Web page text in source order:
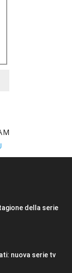
della serie
nuova serie tv